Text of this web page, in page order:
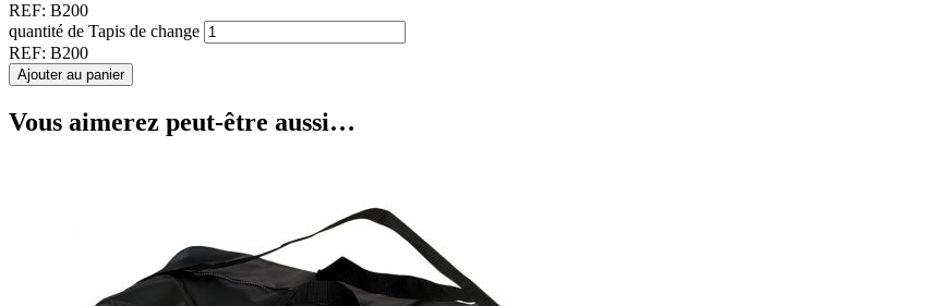
REF: B200
quantité de Tapis de change
REF: B200
Ajouter au panier
Vous aimerez peut-être aussi…